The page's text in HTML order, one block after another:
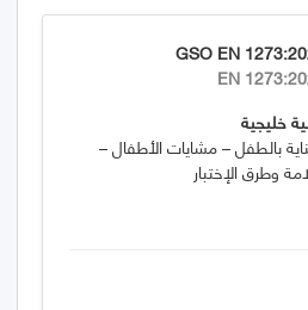
GSO EN
EN
خليجية
بالطفل – مشايات الأطفال –
وطرق الإختبار